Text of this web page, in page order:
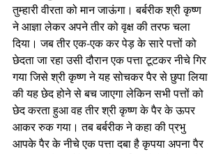
तुम्हारी वीरता को मान जाऊंगा। बर्बरीक श्री कृष्ण
ने आज्ञा लेकर अपने तीर को वृक्ष की तरफ चला
दिया। जब तीर एक-एक कर पेड़ के सारे पत्तों को
छेदता जा रहा उसी दौरान एक पत्ता टूटकर नीचे गिर
गया जिसे श्री कृष्ण ने यह सोचकर पैर से छुपा लिया
की यह छेद होने से बच जाएगा लेकिन सभी पत्तों को
छेद करता हुआ वह तीर श्री कृष्ण के पैर के ऊपर
आकर रुक गया। तब बर्बरीक ने कहा की प्रभु
आपके पैर के नीचे एक पत्ता दबा है कृपया अपना पैर